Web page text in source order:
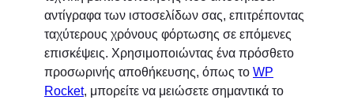
αντίγραφα των ιστοσελίδων σας, επιτρέποντας
ταχύτερους χρόνους φόρτωσης σε επόμενες
επισκέψεις. Χρησιμοποιώντας ένα πρόσθετο
προσωρινής αποθήκευσης, όπως το WP
Rocket, μπορείτε να μειώσετε σημαντικά το